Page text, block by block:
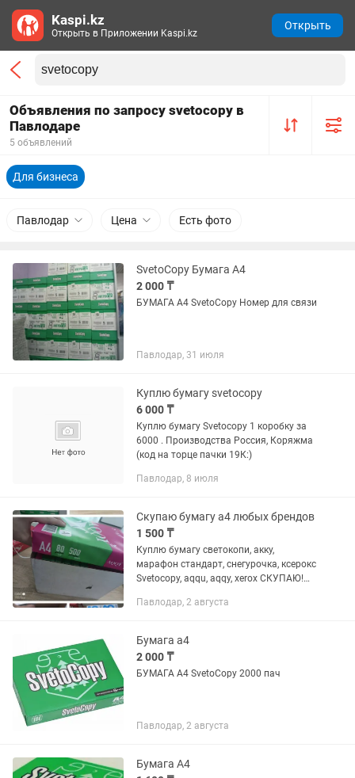
Объявления по запросу svetocopy в
Павлодаре
5 объявлений
Для бизнеса
Павлодар Цена Есть фото
SvetoCopy Бумага А4
2 000 ₸
БУМАГА А4 SvetoCopy Номер для связи
Павлодар, 31 июля
Куплю бумагу svetocopy
6 000 ₸
Куплю бумагу Svetocopy 1 коробку за
6000 . Производства Россия, Коряжма
(код на торце пачки 19К:)
Павлодар, 8 июля
Скупаю бумагу а4 любых брендов
1 500 ₸
Куплю бумагу светокопи, акку,
марафон стандарт, снегурочка, ксерокс
Svetocopy, aqqu, aqqy, xerox СКУПАЮ!
Павлодар, 2 августа
Бумага а4
2 000 ₸
БУМАГА А4 SvetoCopy 2000 пач
Павлодар, 2 августа
Бумага А4
Kaspi.kz
Открыть в Приложении Kaspi.kz
Открыть